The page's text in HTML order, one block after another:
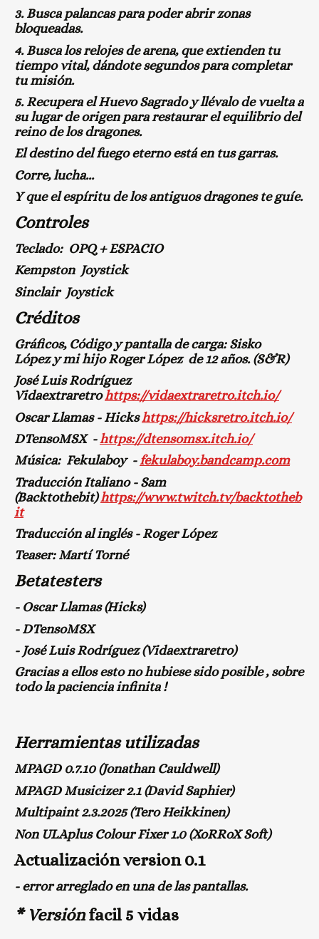
3. Busca palancas para poder abrir zonas
bloqueadas.
4. Busca los relojes de arena, que extienden tu
tiempo vital, dándote segundos para completar
tu misión.
5. Recupera el Huevo Sagrado y llévalo de vuelta a
su lugar de origen para restaurar el equilibrio del
reino de los dragones.
El destino del fuego eterno está en tus garras.
Corre, lucha...
Y que el espíritu de los antiguos dragones te guíe.
Controles
Teclado: OPQ + ESPACIO
Kempston Joystick
Sinclair Joystick
Créditos
Gráficos, Código y pantalla de carga: Sisko
López y mi hijo Roger López de 12 años. (S&R)
José Luis Rodríguez
Vidaextraretrohttps://vidaextraretro.itch.io/
Oscar Llamas - Hickshttps://hicksretro.itch.io/
DTensoMSX -https://dtensomsx.itch.io/
Música: Fekulaboy -fekulaboy.bandcamp.com
Traducción Italiano - Sam
(Backtothebit)https://www.twitch.tv/backtotheb
it
Traducción al inglés - Roger López
Teaser: Martí Torné
Betatesters
- Oscar Llamas (Hicks)
- DTensoMSX
- José Luis Rodríguez (Vidaextraretro)
Gracias a ellos esto no hubiese sido posible , sobre
todo la paciencia infinita !
Herramientas utilizadas
MPAGD 0.7.10 (Jonathan Cauldwell)
MPAGD Musicizer 2.1 (David Saphier)
Multipaint 2.3.2025 (Tero Heikkinen)
Non ULAplus Colour Fixer 1.0 (XoRRoX Soft)
Actualización version 0.1
- error arreglado en una de las pantallas.
* Versiónfacil 5 vidas